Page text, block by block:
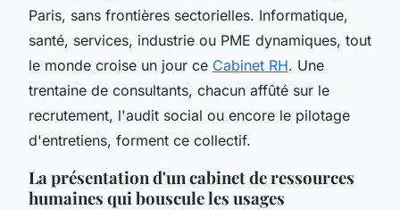
Paris, sans frontières sectorielles. Informatique,
santé, services, industrie ou PME dynamiques, tout
le monde croise un jour ce Cabinet RH. Une
trentaine de consultants, chacun affûté sur le
recrutement, l'audit social ou encore le pilotage
d'entretiens, forment ce collectif.
La présentation d'un cabinet de ressources
humaines qui bouscule les usages